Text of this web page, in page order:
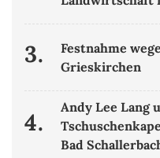
3.
Festnahme
Grieskirchen
4.
Andy Lee Lang
Bad